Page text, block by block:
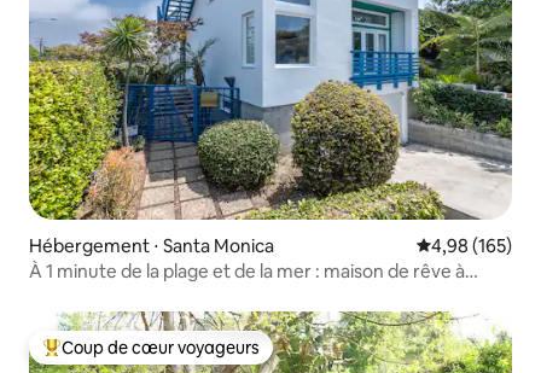
Hébergement ⋅ Santa Monica Évaluation
4,98 (165)
À 1 minute de la plage et de la mer : maison de rêve à
Coups de cœur voyageurs les plus appréciés
Coup de cœur voyageurs